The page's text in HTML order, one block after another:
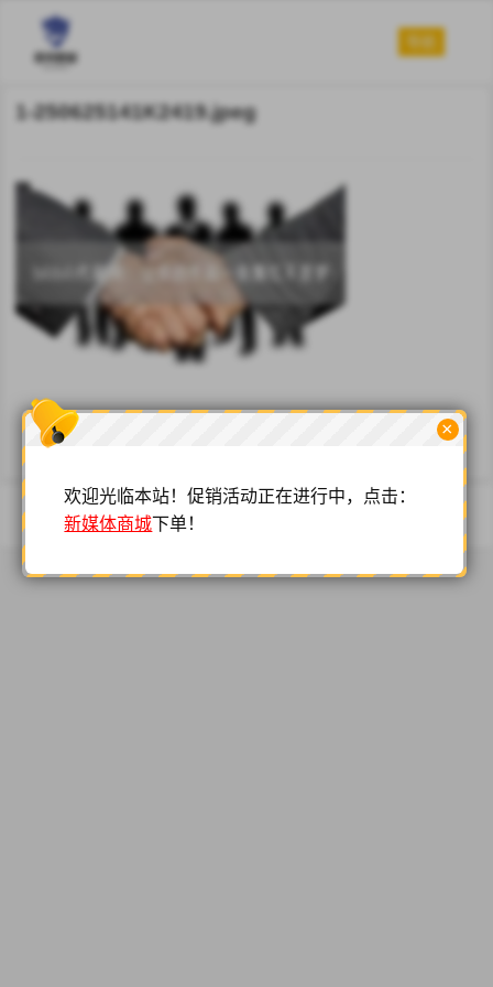
欢迎光临本站！促销活动正在进行中，点击：
新媒体商城下单！
×
导航
1-250625141K2419.jpeg
© 2022天兔传媒-抖音虚拟服务平台